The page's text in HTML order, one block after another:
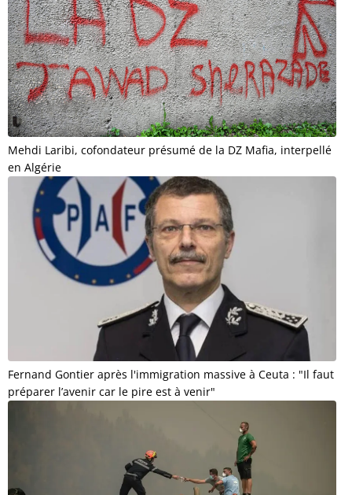
Mehdi Laribi, cofondateur présumé de la DZ Mafia, interpellé
en Algérie
Fernand Gontier après l'immigration massive à Ceuta : "Il faut
préparer l’avenir car le pire est à venir"